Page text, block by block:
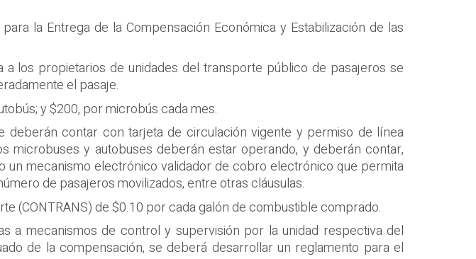
la Entrega de la Compensación Económica y Estabilización de las
los propietarios de unidades del transporte público de pasajeros se
el pasaje.
y $200, por microbús cada mes.
contar con tarjeta de circulación vigente y permiso de línea
microbuses y autobuses deberán estar operando, y deberán contar,
mecanismo electrónico validador de cobro electrónico que permita
de pasajeros movilizados, entre otras cláusulas.
(CONTRANS) de $0.10 por cada galón de combustible comprado.
a mecanismos de control y supervisión por la unidad respectiva del
de la compensación, se deberá desarrollar un reglamento para el